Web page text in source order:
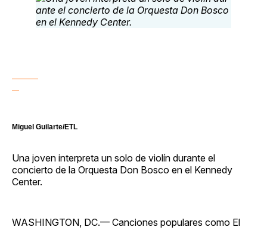
Miguel Guilarte/ETL
Una joven interpreta un solo de violín durante el
concierto de la Orquesta Don Bosco en el Kennedy
Center.
WASHINGTON, DC.— Canciones populares como El